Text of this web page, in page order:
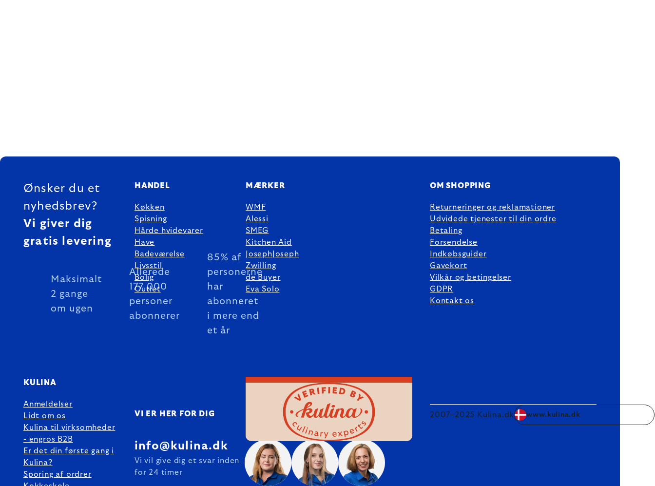
FOOTER
Ønsker du et
nyhedsbrev?
Vi giver dig
gratis levering
Maksimalt
2 gange
om ugen
Allerede
177 000
personer
abonnerer
85% af
personerne
har
abonneret
i mere end
et år
HANDEL
Køkken
Spisning
Hårde hvidevarer
Have
Badeværelse
Livsstil
Bolig
Outlet
MÆRKER
WMF
Alessi
SMEG
Kitchen Aid
JosephJoseph
Zwilling
de Buyer
Eva Solo
OM SHOPPING
Returneringer og reklamationer
Udvidede tjenester til din ordre
Betaling
Forsendelse
Indkøbsguider
Gavekort
Vilkår og betingelser
GDPR
Kontakt os
KULINA
Anmeldelser
Lidt om os
Kulina til virksomheder
- engros B2B
Er det din første gang i
Kulina?
Sporing af ordrer
VI ER HER FOR DIG
info@kulina.dk
Vi vil give dig et svar inden
for 24 timer
2007–2025 Kulina.dk www.kulina.dk